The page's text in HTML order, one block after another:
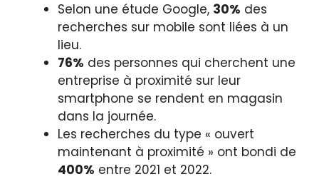
Selon une étude Google, 30% des
recherches sur mobile sont liées à un
lieu.
76% des personnes qui cherchent une
entreprise à proximité sur leur
smartphone se rendent en magasin
dans la journée.
Les recherches du type « ouvert
maintenant à proximité » ont bondi de
400% entre 2021 et 2022.